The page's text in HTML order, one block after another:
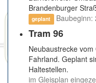
Brandenburger
geplant Baubeginn:
Tram 96
Neubaustrecke
Fahrland. Geplant
Haltestellen.
im Gleisplan